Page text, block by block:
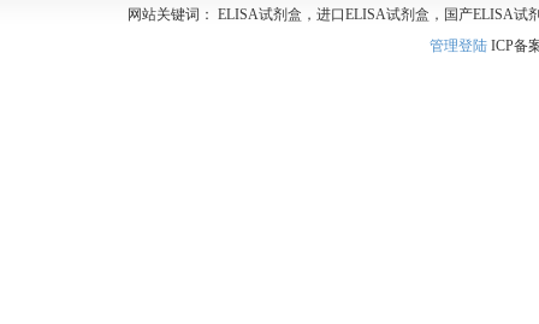
网站关键词： ELISA试剂盒，进口ELISA试剂盒，国产ELISA
管理登陆 ICP备